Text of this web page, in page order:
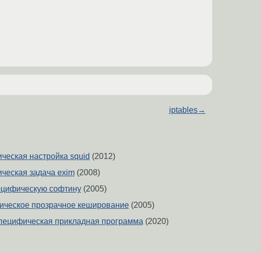
iptables→
настройка squid (2012)
задача exim(2008)
софтину(2005)
прозрачное кеширование(2005)
прикладная программа(2020)